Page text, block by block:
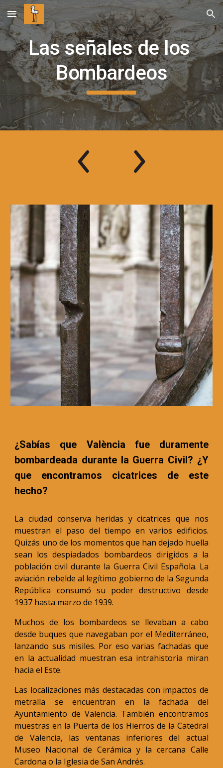
Skip to main content Skip to navigation
Las señales de los
Bombardeos
¿Sabías que València fue duramente
bombardeada durante la Guerra Civil? ¿Y
que encontramos cicatrices de este
hecho?
La ciudad conserva heridas y cicatrices que nos
muestran el paso del tiempo en varios edificios.
Quizás uno de los momentos que han dejado huella
sean los despiadados bombardeos dirigidos a la
población civil durante la Guerra Civil Española. La
aviación rebelde al legítimo gobierno de la Segunda
República consumó su poder destructivo desde
1937 hasta marzo de 1939.
Muchos de los bombardeos se llevaban a cabo
desde buques que navegaban por el Mediterráneo,
lanzando sus misiles. Por eso varias fachadas que
en la actualidad muestran esa intrahistoria miran
hacia el Este.
Las localizaciones más destacadas con impactos de
metralla se encuentran en la fachada del
Ayuntamiento de Valencia. También encontramos
muestras en la Puerta de los Hierros de la Catedral
de Valencia, las ventanas inferiores del actual
Museo Nacional de Cerámica y la cercana Calle
Cardona o la Iglesia de San Andrés.